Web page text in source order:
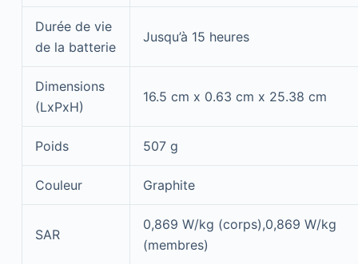
Durée de vie
de la batterie
Jusqu’à 15 heures
Dimensions
(LxPxH)
16.5 cm x 0.63 cm x 25.38 cm
Poids 507 g
Couleur Graphite
SAR
0,869 W/kg (corps),0,869 W/kg
(membres)